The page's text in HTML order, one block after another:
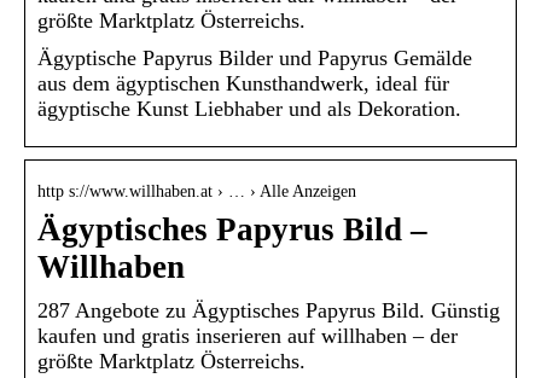
größte Marktplatz Österreichs.
Ägyptische Papyrus Bilder und Papyrus Gemälde
aus dem ägyptischen Kunsthandwerk, ideal für
ägyptische Kunst Liebhaber und als Dekoration.
http s://www.willhaben.at › … › Alle Anzeigen
Ägyptisches Papyrus Bild –
Willhaben
287 Angebote zu Ägyptisches Papyrus Bild. Günstig
kaufen und gratis inserieren auf willhaben – der
größte Marktplatz Österreichs.